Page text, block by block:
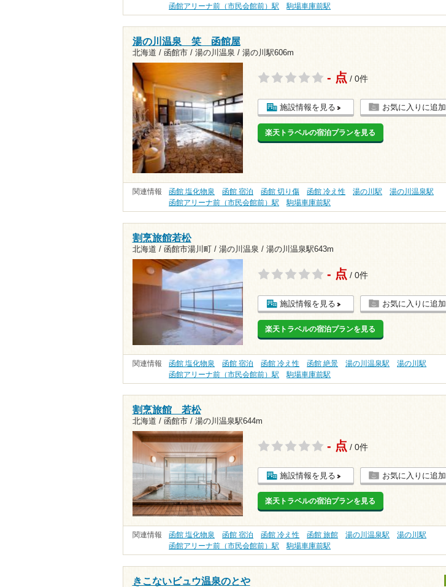
函館アリーナ前（市民会館前）駅
駒場車庫前駅
湯の川温泉 笑 函館屋
北海道 / 函館市 / 湯の川温泉 / 湯の川駅606m
- 点 / 0件
施設情報を見る お気に入りに追加
楽天トラベルの宿泊プランを見る
関連情報 函館 塩化物泉 函館 宿泊 函館 切り傷 函館 冷え性 湯の川駅
湯の川温泉駅
函館アリーナ前（市民会館前）駅
駒場車庫前駅
割烹旅館若松
北海道 / 函館市湯川町 / 湯の川温泉 / 湯の川温泉駅643m
- 点 / 0件
施設情報を見る お気に入りに追加
楽天トラベルの宿泊プランを見る
関連情報 函館 塩化物泉 函館 宿泊 函館 冷え性 函館 絶景 湯の川温泉駅
湯の川駅
函館アリーナ前（市民会館前）駅
駒場車庫前駅
割烹旅館 若松
北海道 / 函館市 / 湯の川温泉駅644m
- 点 / 0件
施設情報を見る お気に入りに追加
楽天トラベルの宿泊プランを見る
関連情報 函館 塩化物泉 函館 宿泊 函館 冷え性 函館 旅館 湯の川温泉駅
湯の川駅
函館アリーナ前（市民会館前）駅
駒場車庫前駅
きこないビュウ温泉のとや